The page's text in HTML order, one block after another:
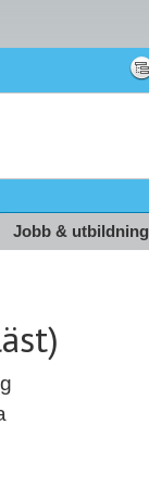
Jobb & utbildning